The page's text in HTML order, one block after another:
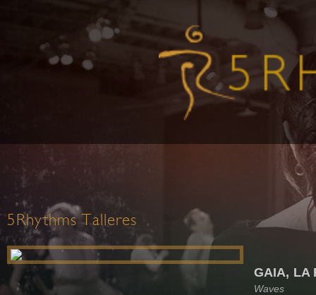
5Rhythms Talleres
GAIA, LA
Waves